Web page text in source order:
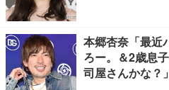
本郷杏奈「最近
ろー。＆2歳息
司屋さんかな？